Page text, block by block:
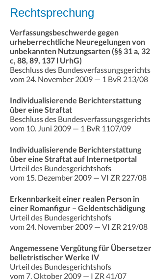
Rechtsprechung
Verfassungsbeschwerde gegen
urheberrechtliche Neuregelungen von
unbekannten Nutzungsarten (§§ 31 a, 32
c, 88, 89, 137 l UrhG)
Beschluss des Bundesverfassungsgerichts
vom 24. November 2009 — 1 BvR 213/08
Individualisierende Berichterstattung
über eine Straftat
Beschluss des Bundesverfassungsgerichts
vom 10. Juni 2009 — 1 BvR 1107/09
Individualisierende Berichterstattung
über eine Straftat auf Internetportal
Urteil des Bundesgerichtshofs
vom 15. Dezember 2009 — VI ZR 227/08
Erkennbarkeit einer realen Person in
einer Romanfigur – Geldentschädigung
Urteil des Bundesgerichtshofs
vom 24. November 2009 — VI ZR 219/08
Angemessene Vergütung für Übersetzer
belletristischer Werke IV
Urteil des Bundesgerichtshofs
vom 7. Oktober 2009 — I ZR 41/07